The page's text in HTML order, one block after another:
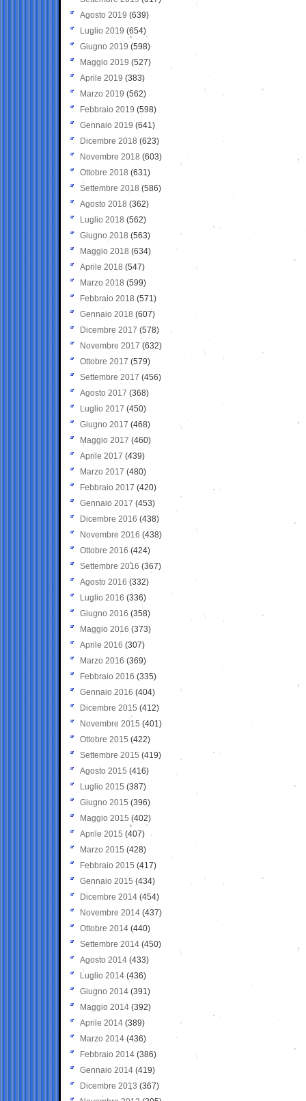
Agosto 2019 (639)
Luglio 2019 (654)
Giugno 2019 (598)
Maggio 2019 (527)
Aprile 2019 (383)
Marzo 2019 (562)
Febbraio 2019 (598)
Gennaio 2019 (641)
Dicembre 2018 (623)
Novembre 2018 (603)
Ottobre 2018 (631)
Settembre 2018 (586)
Agosto 2018 (362)
Luglio 2018 (562)
Giugno 2018 (563)
Maggio 2018 (634)
Aprile 2018 (547)
Marzo 2018 (599)
Febbraio 2018 (571)
Gennaio 2018 (607)
Dicembre 2017 (578)
Novembre 2017 (632)
Ottobre 2017 (579)
Settembre 2017 (456)
Agosto 2017 (368)
Luglio 2017 (450)
Giugno 2017 (468)
Maggio 2017 (460)
Aprile 2017 (439)
Marzo 2017 (480)
Febbraio 2017 (420)
Gennaio 2017 (453)
Dicembre 2016 (438)
Novembre 2016 (438)
Ottobre 2016 (424)
Settembre 2016 (367)
Agosto 2016 (332)
Luglio 2016 (336)
Giugno 2016 (358)
Maggio 2016 (373)
Aprile 2016 (307)
Marzo 2016 (369)
Febbraio 2016 (335)
Gennaio 2016 (404)
Dicembre 2015 (412)
Novembre 2015 (401)
Ottobre 2015 (422)
Settembre 2015 (419)
Agosto 2015 (416)
Luglio 2015 (387)
Giugno 2015 (396)
Maggio 2015 (402)
Aprile 2015 (407)
Marzo 2015 (428)
Febbraio 2015 (417)
Gennaio 2015 (434)
Dicembre 2014 (454)
Novembre 2014 (437)
Ottobre 2014 (440)
Settembre 2014 (450)
Agosto 2014 (433)
Luglio 2014 (436)
Giugno 2014 (391)
Maggio 2014 (392)
Aprile 2014 (389)
Marzo 2014 (436)
Febbraio 2014 (386)
Gennaio 2014 (419)
Dicembre 2013 (367)